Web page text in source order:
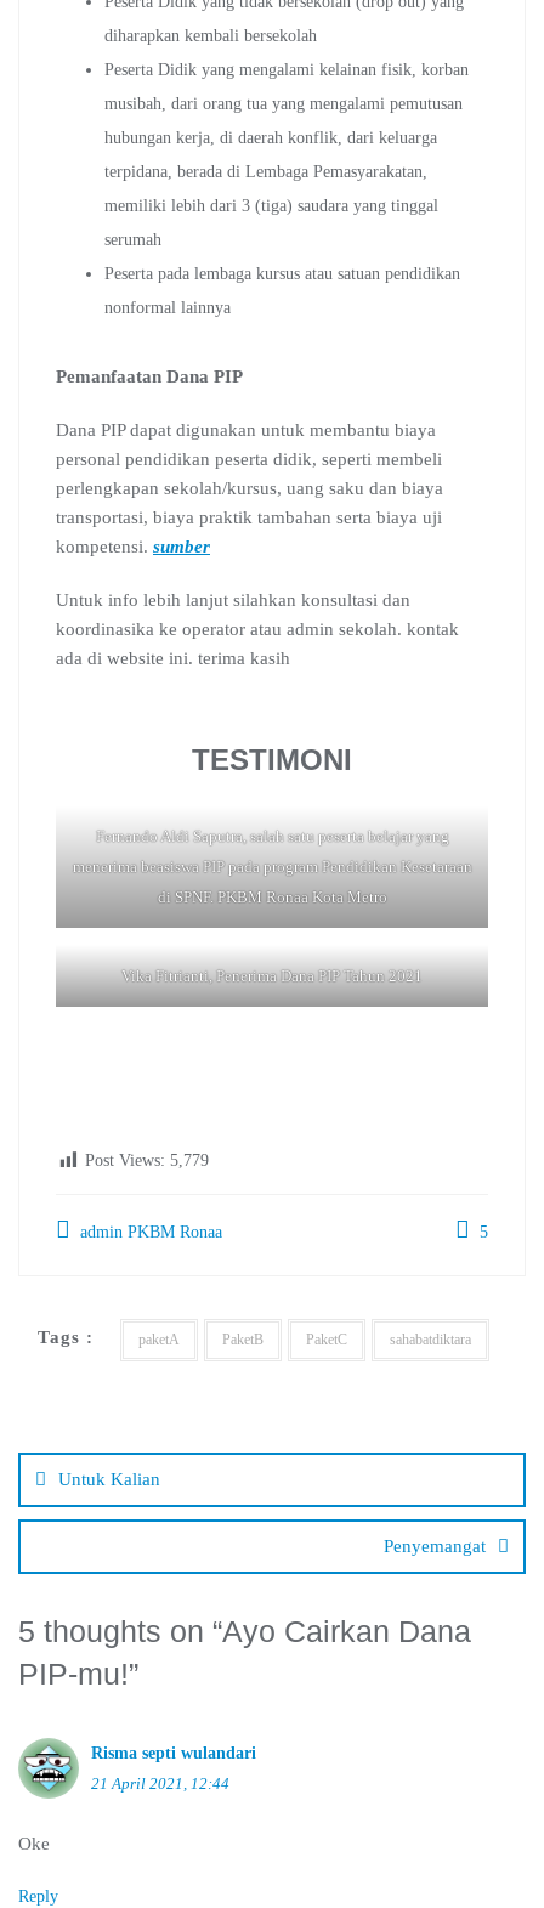
diharapkan kembali bersekolah
Peserta Didik yang mengalami kelainan fisik, korban
musibah, dari orang tua yang mengalami pemutusan
hubungan kerja, di daerah konflik, dari keluarga
terpidana, berada di Lembaga Pemasyarakatan,
memiliki lebih dari 3 (tiga) saudara yang tinggal
serumah
Peserta pada lembaga kursus atau satuan pendidikan
nonformal lainnya
Pemanfaatan Dana PIP
Dana PIP dapat digunakan untuk membantu biaya
personal pendidikan peserta didik, seperti membeli
perlengkapan sekolah/kursus, uang saku dan biaya
transportasi, biaya praktik tambahan serta biaya uji
kompetensi. sumber
Untuk info lebih lanjut silahkan konsultasi dan
koordinasika ke operator atau admin sekolah. kontak
ada di website ini. terima kasih
TESTIMONI
Fernando Aldi Saputra, salah satu peserta belajar yang
menerima beasiswa PIP pada program Pendidikan Kesetaraan
di SPNF. PKBM Ronaa Kota Metro
Vika Fitrianti, Penerima Dana PIP Tahun 2021
Post Views: 5,779
admin PKBM Ronaa 5
Tags : paketA PaketB PaketC sahabatdiktara
pos
Untuk Kalian
Penyemangat
5 thoughts on “Ayo Cairkan Dana
PIP-mu!”
Risma septi wulandari
21 April 2021, 12:44
Oke
Reply